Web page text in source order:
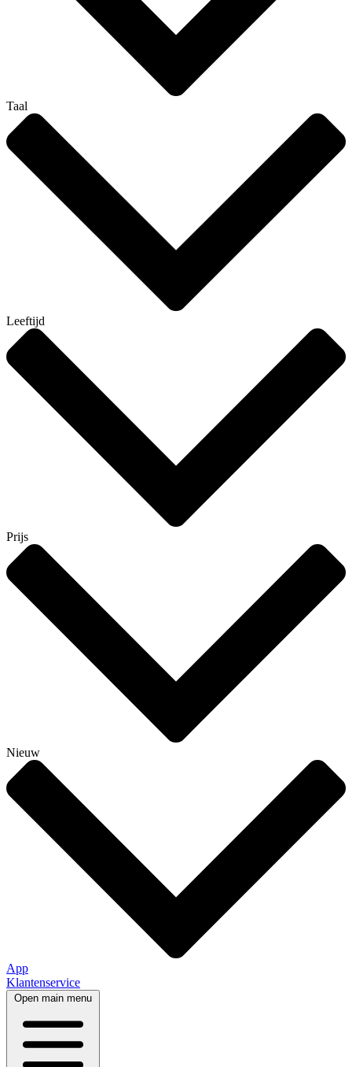
Taal
Leeftijd
Prijs
Nieuw
App
Klantenservice
Open main menu